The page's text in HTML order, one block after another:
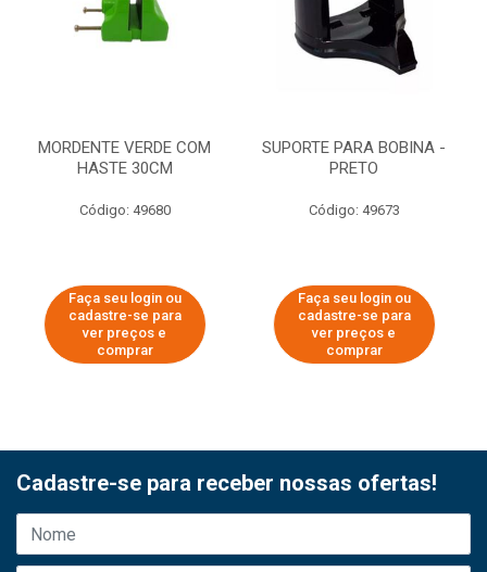
MORDENTE VERDE COM
HASTE 30CM
Código: 49680
Faça seu login ou
cadastre-se para
ver preços e
comprar
SUPORTE PARA BOBINA -
PRETO
Código: 49673
Faça seu login ou
cadastre-se para
ver preços e
comprar
Cadastre-se para receber nossas ofertas!